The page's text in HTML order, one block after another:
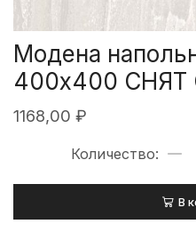
Модена
400х400 СНЯТ
1168,00 ₽
В